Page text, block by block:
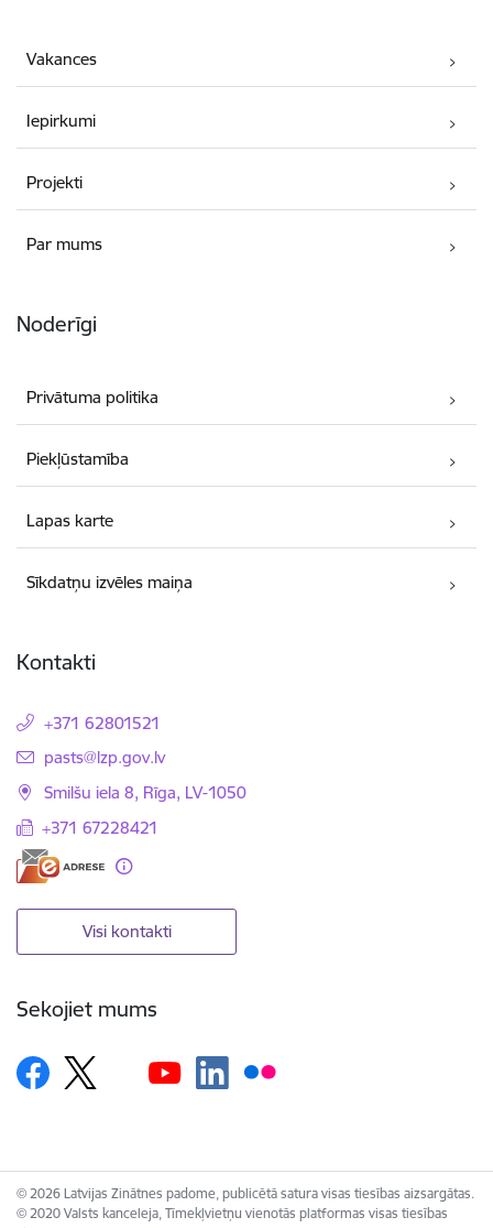
Vakances
Iepirkumi
Projekti
Par mums
Noderīgi
Privātuma politika
Piekļūstamība
Lapas karte
Sīkdatņu izvēles maiņa
Kontakti
+371 62801521
E-pasts:
pasts@lzp.gov.lv
Smilšu iela 8, Rīga, LV-1050
+371 67228421
Visi kontakti
Sekojiet mums
© 2026 Latvijas Zinātnes padome, publicētā satura visas tiesības aizsargātas.
© 2020 Valsts kanceleja, Tīmekļvietņu vienotās platformas visas tiesības